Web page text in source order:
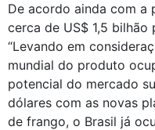
De acordo ainda com a
cerca de US$ 1,5 bilhão
“Levando em
mundial do produto
potencial do mercado
dólares com as novas
de frango, o Brasil já